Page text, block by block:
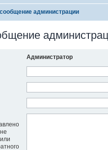
администрации
Администратор